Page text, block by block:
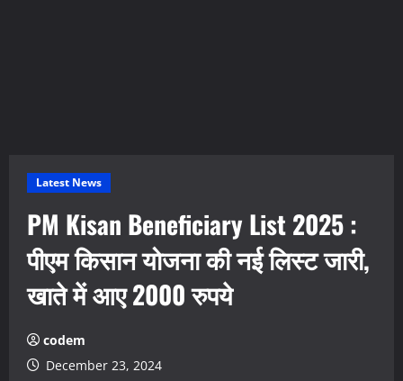
Latest News
PM Kisan Beneficiary List 2025 :
पीएम किसान योजना की नई लिस्ट जारी,
खाते में आए 2000 रुपये
codem
December 23, 2024